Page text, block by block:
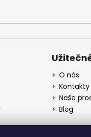
O nás
Kontakty
Naše
Blog